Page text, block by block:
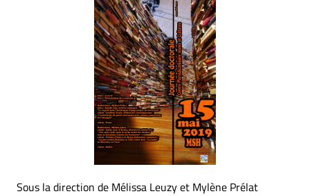
Sous la direction de Mélissa Leuzy et Mylène Prélat